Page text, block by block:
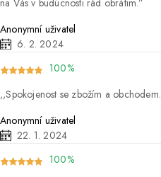
Anonymní uživatel
6. 2. 2024
100%
Spokojenost se zbožím a obchodem.
Anonymní uživatel
22. 1. 2024
100%